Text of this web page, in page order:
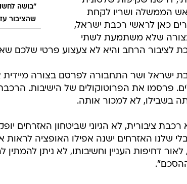
שהציבור
פרופ יוסי יונה, אורן פסטרנק,
גילת גופר - טוענים כי
אנו עדים למסע הזוי של
לאזרחים, ומתייחסים להפרטת
רכוש פרטי שלהם. במשך קיץ
לרחובות וצעקו שהם
הממשלה ושריו לקחת
כאן לראשי רכבת ישראל,
שלא משתמעת לשתי
לציבור הרחב והיא לא צעצוע פרטי שלכם